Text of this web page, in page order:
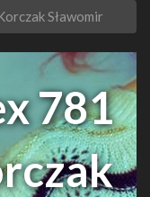
Sławomir
781